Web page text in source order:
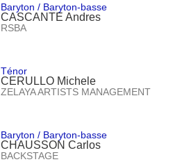
Baryton / Baryton-basse
CASCANTE Andres
RSBA
Ténor
CERULLO Michele
ZELAYA ARTISTS MANAGEMENT
Baryton / Baryton-basse
CHAUSSON Carlos
BACKSTAGE